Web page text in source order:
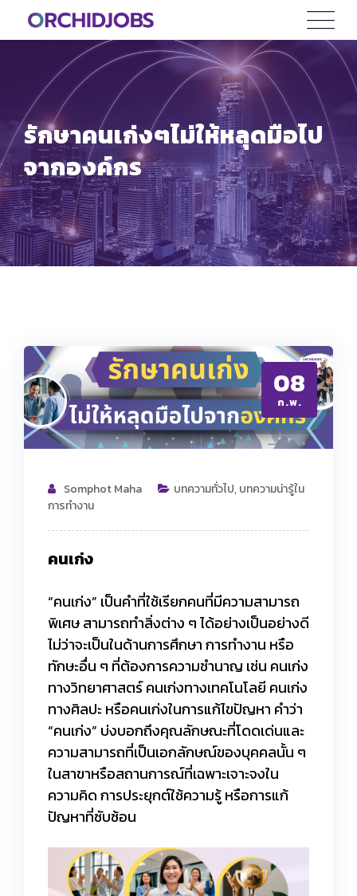
รักษาคนเก่งๆไม่ให้หลุดมือไป
จากองค์กร
08
ก.พ.
Somphot Maha บทความทั่วไป,บทความน่ารู้ใน
การทำงาน
คนเก่ง
“คนเก่ง” เป็นคำที่ใช้เรียกคนที่มีความสามารถ
พิเศษ สามารถทำสิ่งต่าง ๆ ได้อย่างเป็นอย่างดี
ไม่ว่าจะเป็นในด้านการศึกษา การทำงาน หรือ
ทักษะอื่น ๆ ที่ต้องการความชำนาญ เช่น คนเก่ง
ทางวิทยาศาสตร์ คนเก่งทางเทคโนโลยี คนเก่ง
ทางศิลปะ หรือคนเก่งในการแก้ไขปัญหา คำว่า
“คนเก่ง” บ่งบอกถึงคุณลักษณะที่โดดเด่นและ
ความสามารถที่เป็นเอกลักษณ์ของบุคคลนั้น ๆ
ในสาขาหรือสถานการณ์ที่เฉพาะเจาะจงใน
ความคิด การประยุกต์ใช้ความรู้ หรือการแก้
ปัญหาที่ซับซ้อน